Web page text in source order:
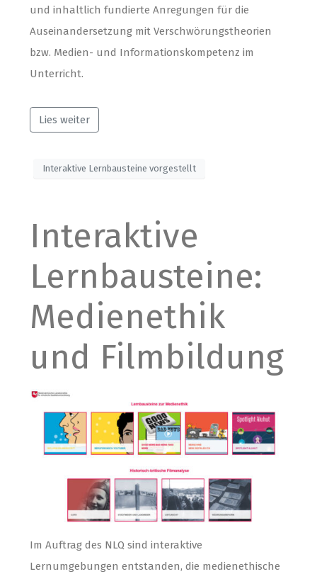
und inhaltlich fundierte Anregungen für die
Auseinandersetzung mit Verschwörungstheorien
bzw. Medien- und Informationskompetenz im
Unterricht.
Lies weiter
Interaktive Lernbausteine vorgestellt
Interaktive
Lernbausteine:
Medienethik
und Filmbildung
Im Auftrag des NLQ sind interaktive
Lernumgebungen entstanden, die medienethische